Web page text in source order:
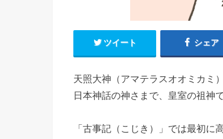
ツイート シェア
天照大神（アマテラスオオミカミ
日本神話の神さまで、皇室の祖神
「古事記（こじき）」では最初に